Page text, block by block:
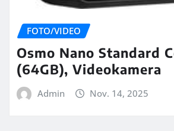
FOTO/VIDEO
Osmo Nano Standard
(64GB), Videokamera
Admin Nov. 14, 2025